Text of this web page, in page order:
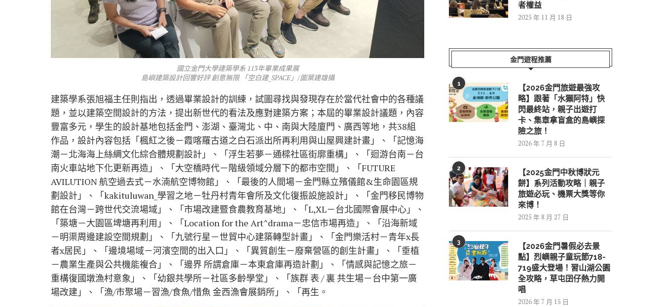
國立金門大學建築學系 113年畢業成果展
島嶼建築設計回響好評 創意無限 「空白建_SPACE」/圖葉建雄攝
建築學系張旭福主任則指出，透過畢業設計的訓練，試圖尋找與發現存在於當代社會中的各種議
題，並以建築空間設計的方法，提出新世代的看法及應對建築方案；本屆的畢業設計議題，內容
豐富多元，學生的設計基地包括金門、澎湖、臺灣北、中、南與大陸廈門、廣西等地，共38組
作品，設計內容包括「楓紅之後－霞喀羅古道之白石派出所再利用與山屋興建計畫」、「記憶海
潮－北海海上絲綢文化綜合體規劃設計」、「浮生若夢－通樑社區街廓重構」、「迴游台南－台
南火車站地下化更新再造」、「大空橋時代－階級領域分層下的都市空間」、「FUTURE
AVILUTION 航空過去式－水湳航空博物館」、「最後的人間場－金門縣立殯儀館&生命園區規
劃設計」、「kakituluwan_學習之地－牡丹村青年會所及文化復振設施設計」、「金門移民博物
館在台灣－跨世代交流場域」、「市場改建暨食農教育基地」、「L,XL－台北國際會展中心」、
「築塘－大園區埤塘再利用」、「Location for the Art^drama－忠信市場再造」、「沿海新域
－明渠周邊建設空間規劃」、「九號行星－世貿中心建築轉型計畫」、「金門樂活村－青年x長
者x居民」、「邊境場域－河濱空間的出入口」、「異質創生－廢棄營區的創生計畫」、「垂植
－農業生產與公共機能複合」、「邊界 所謂倉庫－本東倉庫再造計劃」、「情感與記憶之旅－
重構復國墩漁村意象」、「幼銀共學所－社區多齡學堂」、「族群 表 / 裏 共生場－台中第一廣
場改建」、「漁/市聚場－習漁/食魚/惜魚 金西漁會展銷所」、「再生。
者權益
2025 年 11 月 18 日
金門遊程推薦
1
【2026金門旅遊最強攻
略】跟著「水獺阿特」快
閃最終站，親子出遊打
卡、集章拿盲盒的島嶼探
險之旅！
2026 年 7 月 8 日
2
【2025金門中秋博狀元
餅】系列活動攻略｜親子
旅遊必玩、機票大獎等你
來博！
2025 年 8 月 27 日
3
【2026金門暑假必去景
點】烈嶼親子童玩節718-
719盛大登場！習山湖公園
全攻略，草屯囝仔熱力開
唱
2026 年 7 月 15 日